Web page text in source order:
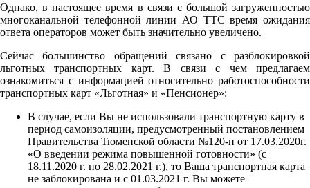
Однако, в настоящее время в связи с большой загруженностью
многоканальной телефонной линии АО ТТС время ожидания
ответа операторов может быть значительно увеличено.
Сейчас большинство обращений связано с разблокировкой
льготных транспортных карт. В связи с чем предлагаем
ознакомиться с информацией относительно работоспособности
транспортных карт «Льготная» и «Пенсионер»:
В случае, если Вы не использовали транспортную карту в
период самоизоляции, предусмотренный постановлением
Правительства Тюменской области №120-п от 17.03.2020г.
«О введении режима повышенной готовности» (с
18.11.2020 г. по 28.02.2021 г.), то Ваша транспортная карта
не заблокирована и с 01.03.2021 г. Вы можете